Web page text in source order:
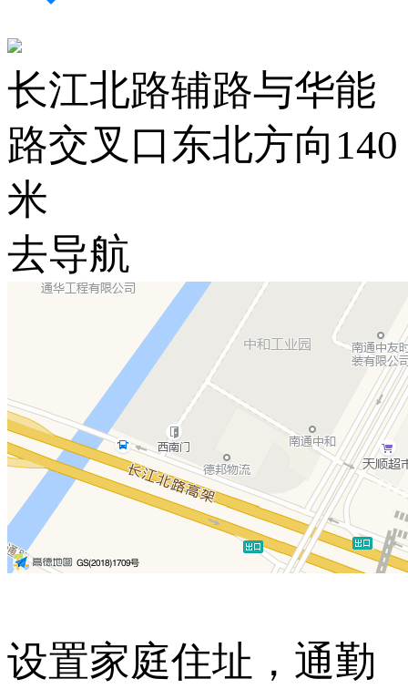
长江北路辅路与华能
路交叉口东北方向140
米
去导航
设置家庭住址，通勤